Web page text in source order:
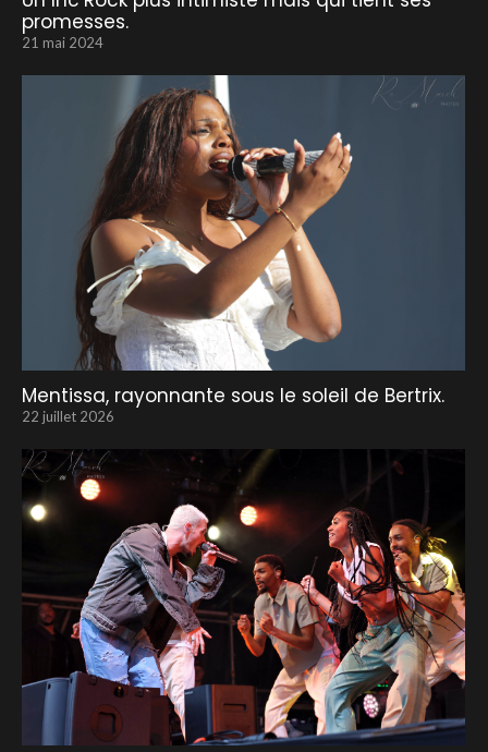
promesses.
21 mai 2024
Mentissa, rayonnante sous le soleil de Bertrix.
22 juillet 2026